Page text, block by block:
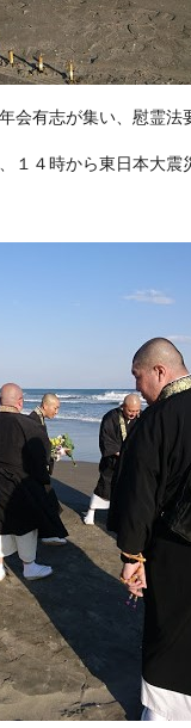
会有志が集い、慰霊法
１４時から東日本大震